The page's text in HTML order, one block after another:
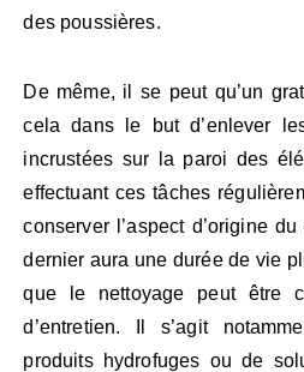
des poussières.
De même, il se peut qu’un
cela dans le but d’enlever
incrustées sur la paroi des
effectuant ces tâches
conserver l’aspect d’origine
dernier aura une durée de vie
que le nettoyage peut être
d’entretien. Il s’agit
produits hydrofuges ou de